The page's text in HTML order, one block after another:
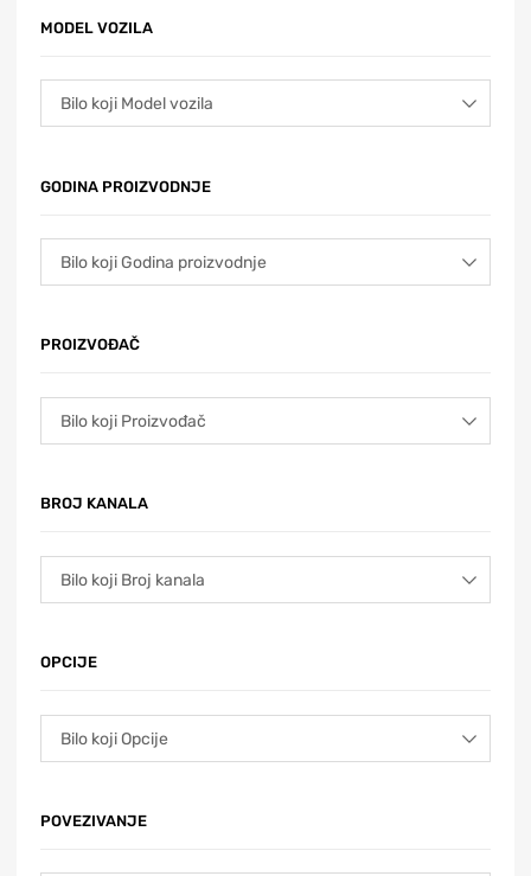
MODEL VOZILA
GODINA PROIZVODNJE
PROIZVOĐAČ
BROJ KANALA
OPCIJE
POVEZIVANJE